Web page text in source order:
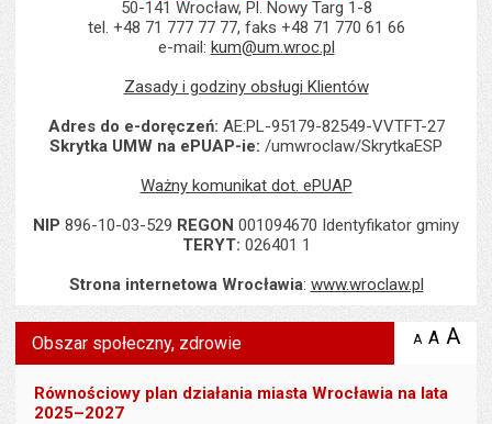
50-141 Wrocław, Pl. Nowy Targ 1-8
tel. +48 71 777 77 77, faks +48 71 770 61 66
e-mail: kum@um.wroc.pl
Zasady i godziny obsługi Klientów
Adres do e-doręczeń: AE:PL-95179-82549-VVTFT-27
Skrytka UMW na ePUAP-ie: /umwroclaw/SkrytkaESP
Ważny komunikat dot. ePUAP
NIP 896-10-03-529 REGON 001094670 Identyfikator gminy
TERYT: 026401 1
Strona internetowa Wrocławia: www.wroclaw.pl
Obszar społeczny, zdrowie A zmniejsz
A A
Równościowy plan działania miasta Wrocławia na lata
2025–2027